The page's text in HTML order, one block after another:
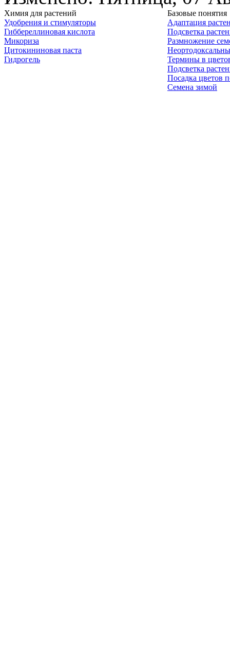
Химия для растений
Удобрения и стимуляторы
Гиббереллиновая кислота
Микориза
Цитокининовая паста
Гидрогель
Базовые понятия
Адаптация
Подсветка
Размножение
Термины в
Подсветка
Посадка цветов
Семена зимой